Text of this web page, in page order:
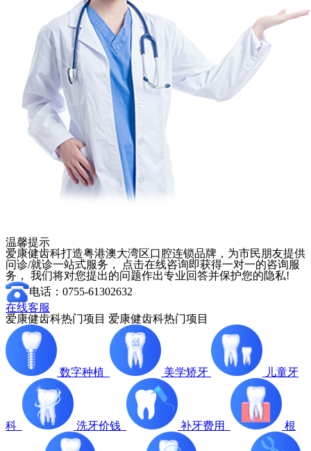
温馨提示
爱康健齿科打造粤港澳大湾区口腔连锁品牌，为市民朋友提供
问诊/就诊一站式服务， 点击在线咨询即获得一对一的咨询服
务， 我们将对您提出的问题作出专业回答并保护您的隐私!
电话：0755-61302632
在线客服
爱康健齿科热门项目 爱康健齿科热门项目
数字种植 美学矫牙 儿童牙
科 洗牙价钱 补牙费用 根